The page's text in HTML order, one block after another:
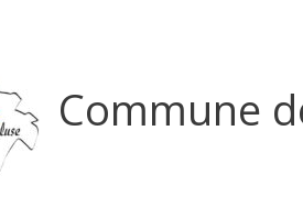
Commune